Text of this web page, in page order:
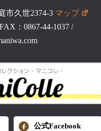
市久世2374-3 マップ
FAX：0867-44-1037/
公式Facebook